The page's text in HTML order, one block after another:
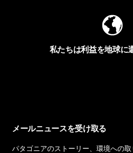
私たちは利益を地球に
メールニュースを受け取る
パタゴニアのストーリー、環境への